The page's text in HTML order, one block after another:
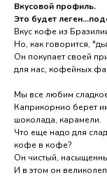
Вкусовой профиль.
Это будет
Вкус кофе из
Но, как говорится,
Он покупает своей
для нас, кофейных
Мы все любим
Каприкорнио берет
шоколада, карамели.
Что еще надо для
кофе в кофе?
Он чистый,
И в этом он